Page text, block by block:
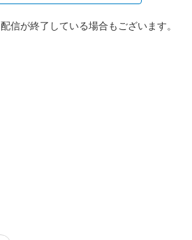
信が終了している場合もございます。